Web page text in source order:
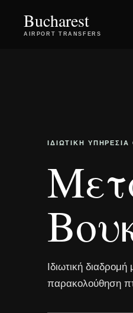
Bucharest
AIRPORT TRANSFERS
ΙΔΙΩΤΙΚΉ
Ιδιωτική
παρακολούθηση